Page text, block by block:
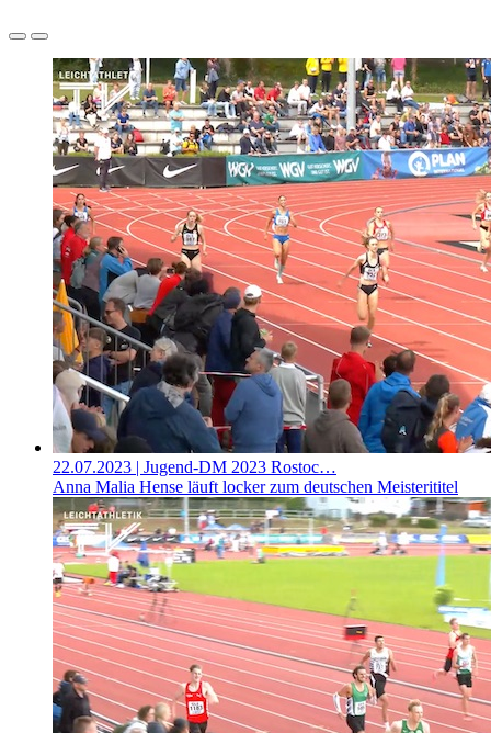
22.07.2023 | Jugend-DM 2023 Rostoc…
Anna Malia Hense läuft locker zum deutschen Meisterititel